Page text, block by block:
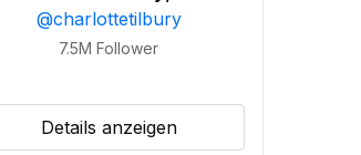
@charlottetilbury
7.5M Follower
Details anzeigen